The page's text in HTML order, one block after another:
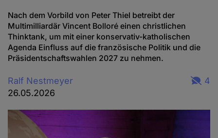
Nach dem Vorbild von Peter Thiel betreibt der
Multimilliardär Vincent Bolloré einen christlichen
Thinktank, um mit einer konservativ-katholischen
Agenda Einfluss auf die französische Politik und die
Präsidentschaftswahlen 2027 zu nehmen.
Ralf Nestmeyer
26.05.2026
4